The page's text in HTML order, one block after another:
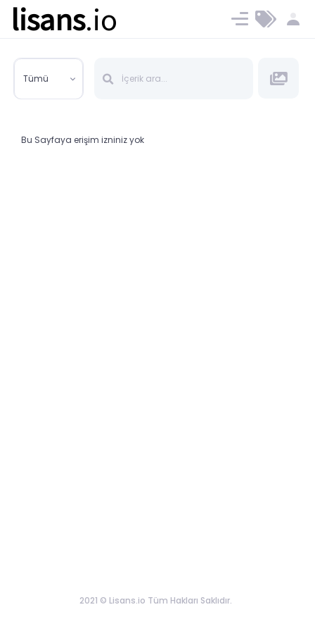
lisans.io Ücret ve Planlar
Tümü
Bu Sayfaya erişim izniniz yok
2021 © Lisans.io Tüm Hakları Saklıdır.